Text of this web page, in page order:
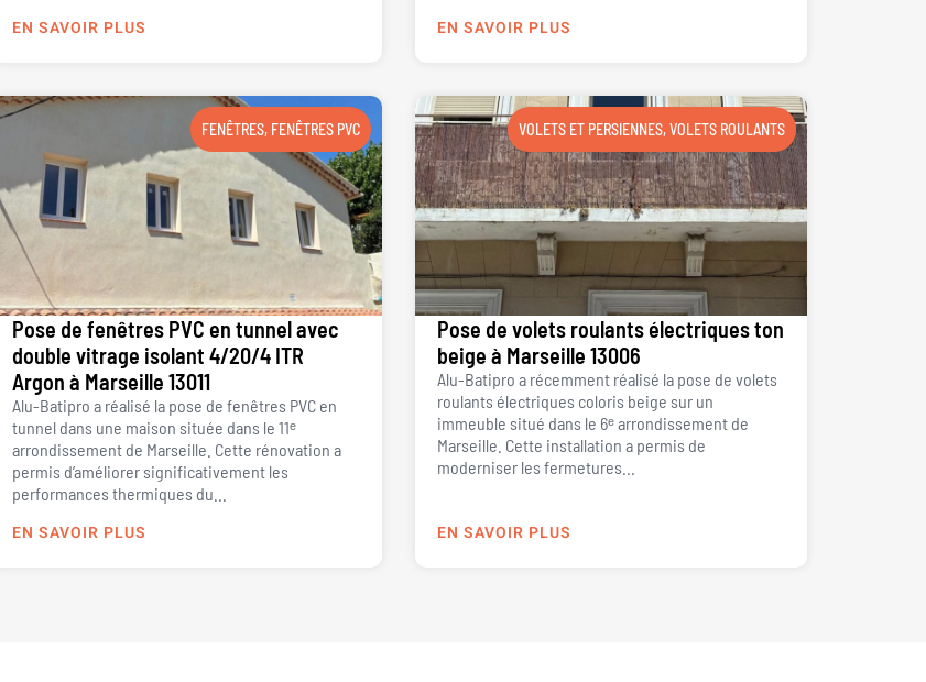
EN SAVOIR PLUS EN SAVOIR PLUS
FENÊTRES, FENÊTRES PVC
Pose de fenêtres PVC en tunnel avec
double vitrage isolant 4/20/4 ITR
Argon à Marseille 13011
Alu-Batipro a réalisé la pose de fenêtres PVC en
tunnel dans une maison située dans le 11ᵉ
arrondissement de Marseille. Cette rénovation a
permis d’améliorer significativement les
performances thermiques du...
EN SAVOIR PLUS
VOLETS ET PERSIENNES,VOLETS ROULANTS
Pose de volets roulants électriques ton
beige à Marseille 13006
Alu-Batipro a récemment réalisé la pose de volets
roulants électriques coloris beige sur un
immeuble situé dans le 6ᵉ arrondissement de
Marseille. Cette installation a permis de
moderniser les fermetures...
EN SAVOIR PLUS